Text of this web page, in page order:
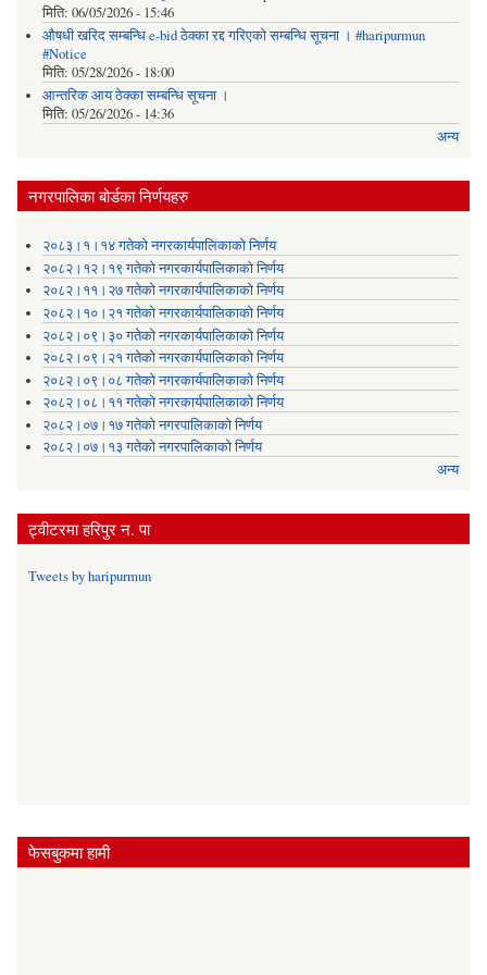
मिति: 06/05/2026 - 15:46
औषधी खरिद सम्बन्धि e-bid ठेक्का रद्द गरिएको सम्बन्धि सूचना । #haripurmun
#Notice
मिति: 05/28/2026 - 18:00
आन्तरिक आय ठेक्का सम्बन्धि सूचना ।
मिति: 05/26/2026 - 14:36
अन्य
नगरपालिका बोर्डका निर्णयहरु
२०८३।१।१४ गतेको नगरकार्यपालिकाको निर्णय
२०८२।१२।१९ गतेको नगरकार्यपालिकाको निर्णय
२०८२।११।२७ गतेको नगरकार्यपालिकाको निर्णय
२०८२।१०।२१ गतेको नगरकार्यपालिकाको निर्णय
२०८२।०९।३० गतेको नगरकार्यपालिकाको निर्णय
२०८२।०९।२१ गतेको नगरकार्यपालिकाको निर्णय
२०८२।०९।०८ गतेको नगरकार्यपालिकाको निर्णय
२०८२।०८।११ गतेको नगरकार्यपालिकाको निर्णय
२०८२।०७।१७ गतेको नगरपालिकाको निर्णय
२०८२।०७।१३ गतेको नगरपालिकाको निर्णय
अन्य
ट्वीटरमा हरिपुर न. पा
Tweets by haripurmun
फेसबुकमा हामी